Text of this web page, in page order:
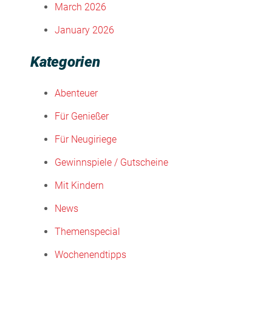
March 2026
January 2026
Kategorien
Abenteuer
Für Genießer
Für Neugiriege
Gewinnspiele / Gutscheine
Mit Kindern
News
Themenspecial
Wochenendtipps